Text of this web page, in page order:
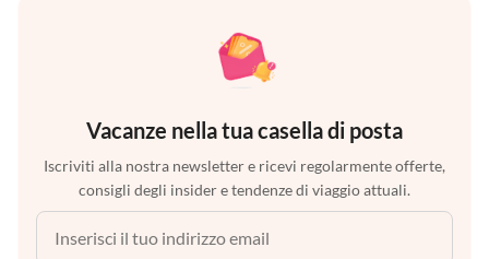
Vacanze nella tua casella di posta
Iscriviti alla nostra newsletter e ricevi regolarmente offerte,
consigli degli insider e tendenze di viaggio attuali.